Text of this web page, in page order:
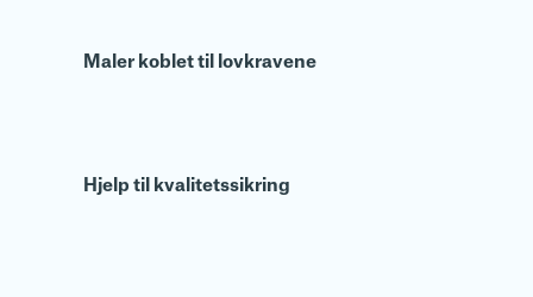
Maler koblet til lovkravene
Hjelp til kvalitetssikring